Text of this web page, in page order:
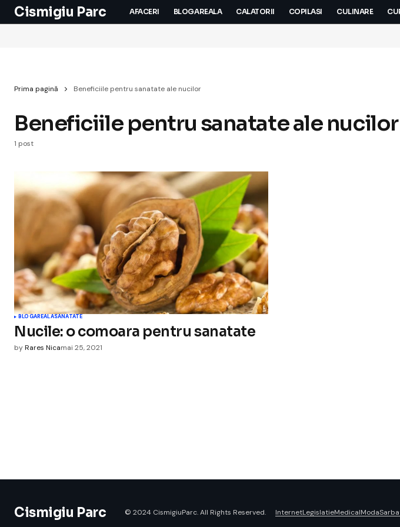
Cismigiu Parc AFACERI BLOGAREALA CALATORII COPILASI CULINARE
Prima pagină Beneficiile pentru sanatate ale nucilor
Beneficiile pentru sanatate ale nucilor
1 post
BLOGAREALASANATATE
Nucile: o comoara pentru sanatate
byRares Nicamai 25, 2021
Cismigiu Parc © 2024 CismigiuParc. All Rights Reserved. InternetLegislatieMedicalModa